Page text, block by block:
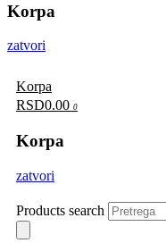
Korpa
zatvori
Korpa
RSD0.00 0
Korpa
zatvori
Products search